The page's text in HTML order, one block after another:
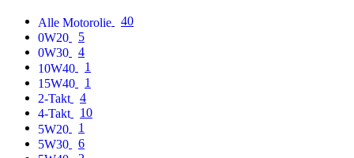
Alle Motorolie
40
0W20
5
0W30
4
10W40
1
15W40
1
2-Takt
4
4-Takt
10
5W20
1
5W30
6